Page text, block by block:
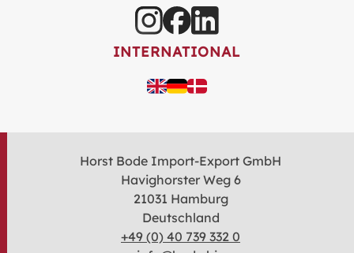
INTERNATIONAL
Horst Bode Import-Export GmbH
Havighorster Weg 6
21031 Hamburg
Deutschland
+49 (0) 40 739 332 0